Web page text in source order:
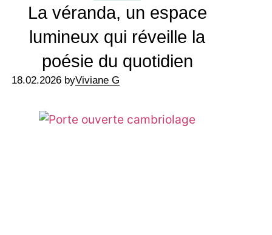
La véranda, un espace
lumineux qui réveille la
poésie du quotidien
18.02.2026 byViviane G